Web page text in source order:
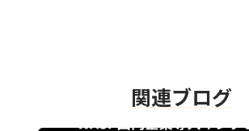
関連ブログ